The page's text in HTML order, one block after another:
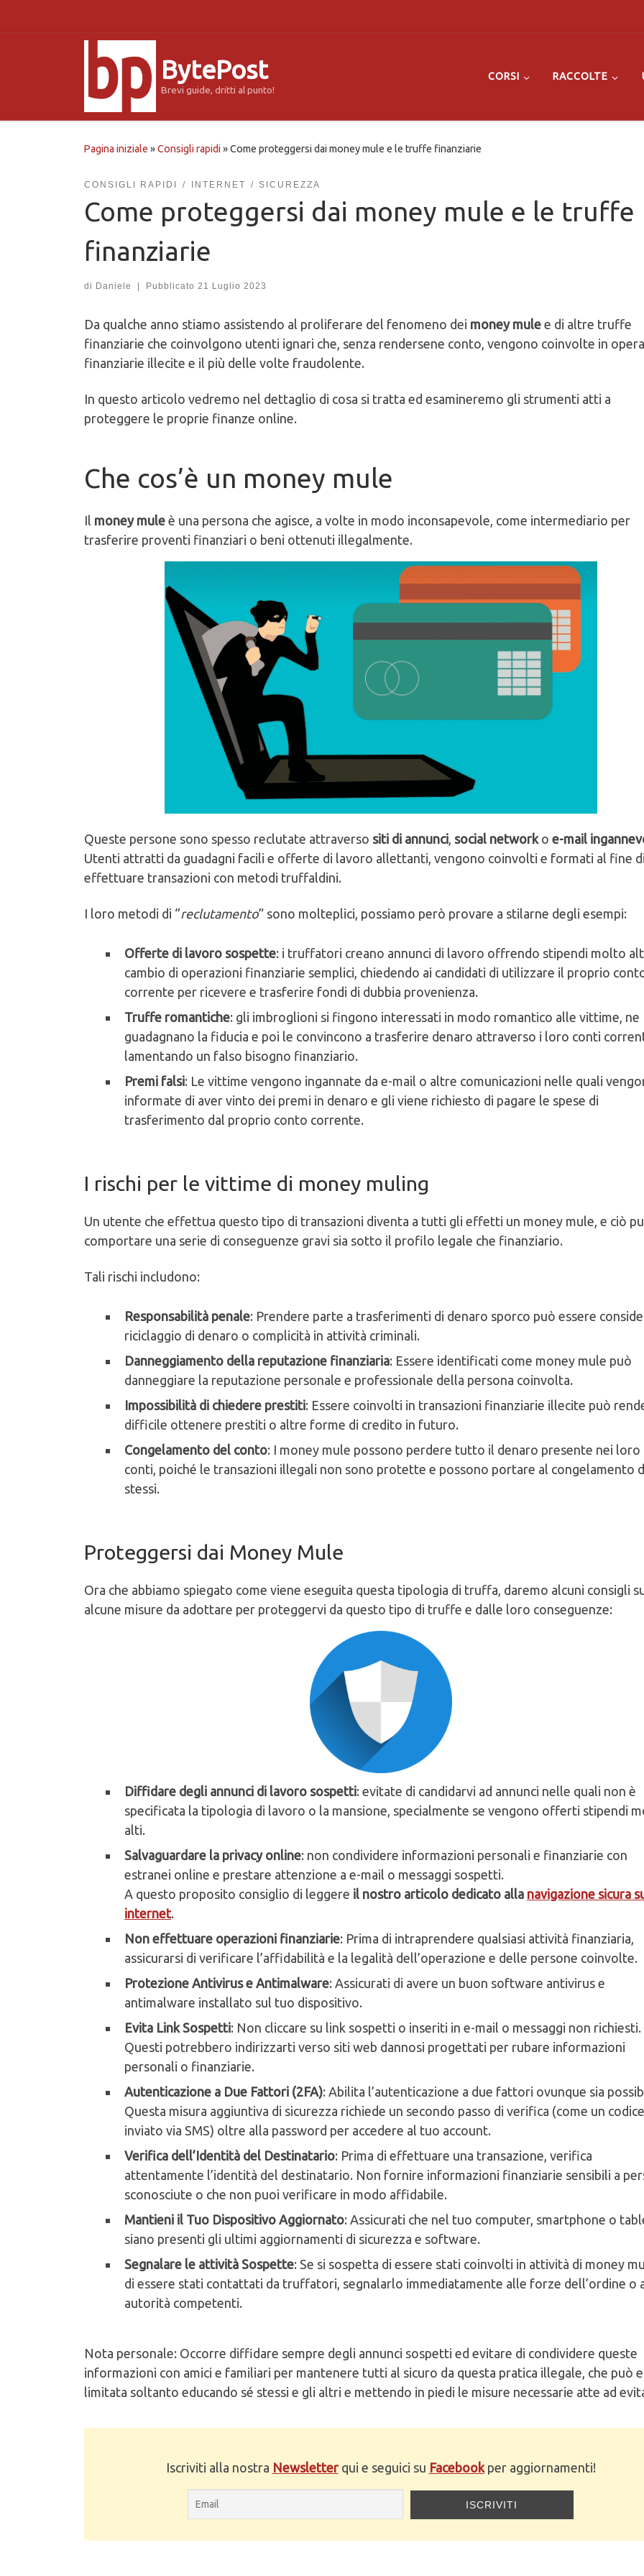
BytePost
Brevi guide, dritti al punto!
CORSI RACCOLTE
Pagina iniziale »Consigli rapidi »Come proteggersi dai money mule e le truffe finanziarie
CONSIGLI RAPIDI INTERNET SICUREZZA
Come proteggersi dai money mule e le truffe
finanziarie
di Daniele Pubblicato 21 Luglio 2023
Da qualche anno stiamo assistendo al proliferare del fenomeno dei money mule e di altre truffe
finanziarie che coinvolgono utenti ignari che, senza rendersene conto, vengono coinvolte in
finanziarie illecite e il più delle volte fraudolente.
In questo articolo vedremo nel dettaglio di cosa si tratta ed esamineremo gli strumenti atti a
proteggere le proprie finanze online.
Che cos’è un money mule
Il money mule è una persona che agisce, a volte in modo inconsapevole, come intermediario per
trasferire proventi finanziari o beni ottenuti illegalmente.
Queste persone sono spesso reclutate attraverso siti di annunci, social networko e-mail
Utenti attratti da guadagni facili e offerte di lavoro allettanti, vengono coinvolti e formati al fine di
effettuare transazioni con metodi truffaldini.
I loro metodi di “reclutamento” sono molteplici, possiamo però provare a stilarne degli esempi:
Offerte di lavoro sospette: i truffatori creano annunci di lavoro offrendo stipendi molto
cambio di operazioni finanziarie semplici, chiedendo ai candidati di utilizzare il proprio
corrente per ricevere e trasferire fondi di dubbia provenienza.
Truffe romantiche: gli imbroglioni si fingono interessati in modo romantico alle vittime, ne
guadagnano la fiducia e poi le convincono a trasferire denaro attraverso i loro conti
lamentando un falso bisogno finanziario.
Premi falsi: Le vittime vengono ingannate da e-mail o altre comunicazioni nelle quali
informate di aver vinto dei premi in denaro e gli viene richiesto di pagare le spese di
trasferimento dal proprio conto corrente.
I rischi per le vittime di money muling
Un utente che effettua questo tipo di transazioni diventa a tutti gli effetti un money mule, e ciò
comportare una serie di conseguenze gravi sia sotto il profilo legale che finanziario.
Tali rischi includono:
Responsabilità penale: Prendere parte a trasferimenti di denaro sporco può essere
riciclaggio di denaro o complicità in attività criminali.
Danneggiamento della reputazione finanziaria: Essere identificati come money mule può
danneggiare la reputazione personale e professionale della persona coinvolta.
Impossibilità di chiedere prestiti: Essere coinvolti in transazioni finanziarie illecite può
difficile ottenere prestiti o altre forme di credito in futuro.
Congelamento del conto: I money mule possono perdere tutto il denaro presente nei loro
conti, poiché le transazioni illegali non sono protette e possono portare al congelamento
stessi.
Proteggersi dai Money Mule
Ora che abbiamo spiegato come viene eseguita questa tipologia di truffa, daremo alcuni consigli
alcune misure da adottare per proteggervi da questo tipo di truffe e dalle loro conseguenze:
Diffidare degli annunci di lavoro sospetti: evitate di candidarvi ad annunci nelle quali non è
specificata la tipologia di lavoro o la mansione, specialmente se vengono offerti stipendi
alti.
Salvaguardare la privacy online: non condividere informazioni personali e finanziarie con
estranei online e prestare attenzione a e-mail o messaggi sospetti.
A questo proposito consiglio di leggere il nostro articolo dedicato alla navigazione sicura
internet.
Non effettuare operazioni finanziarie: Prima di intraprendere qualsiasi attività finanziaria,
assicurarsi di verificare l’affidabilità e la legalità dell’operazione e delle persone coinvolte.
Protezione Antivirus e Antimalware: Assicurati di avere un buon software antivirus e
antimalware installato sul tuo dispositivo.
Evita Link Sospetti: Non cliccare su link sospetti o inseriti in e-mail o messaggi non richiesti.
Questi potrebbero indirizzarti verso siti web dannosi progettati per rubare informazioni
personali o finanziarie.
Autenticazione a Due Fattori (2FA): Abilita l’autenticazione a due fattori ovunque sia
Questa misura aggiuntiva di sicurezza richiede un secondo passo di verifica (come un codice
inviato via SMS) oltre alla password per accedere al tuo account.
Verifica dell’Identità del Destinatario: Prima di effettuare una transazione, verifica
attentamente l’identità del destinatario. Non fornire informazioni finanziarie sensibili a
sconosciute o che non puoi verificare in modo affidabile.
Mantieni il Tuo Dispositivo Aggiornato: Assicurati che nel tuo computer, smartphone o
siano presenti gli ultimi aggiornamenti di sicurezza e software.
Segnalare le attività Sospette: Se si sospetta di essere stati coinvolti in attività di money
di essere stati contattati da truffatori, segnalarlo immediatamente alle forze dell’ordine o
autorità competenti.
Nota personale: Occorre diffidare sempre degli annunci sospetti ed evitare di condividere queste
informazioni con amici e familiari per mantenere tutti al sicuro da questa pratica illegale, che può
limitata soltanto educando sé stessi e gli altri e mettendo in piedi le misure necessarie atte ad
Iscriviti alla nostra Newsletterqui e seguici su Facebookper aggiornamenti!